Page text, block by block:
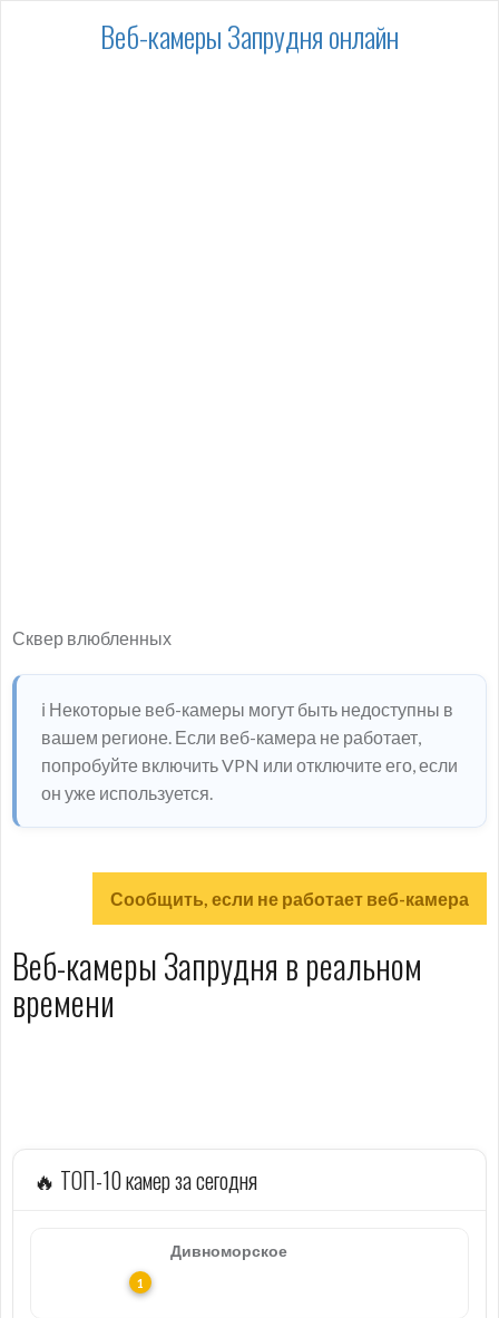
Веб-камеры Запрудня онлайн
Сквер влюбленных
ℹ️ Некоторые веб-камеры могут быть недоступны в
вашем регионе. Если веб-камера не работает,
попробуйте включить VPN или отключите его, если
он уже используется.
Сообщить, если не работает веб-камера
Веб-камеры Запрудня в реальном
времени
🔥 ТОП-10 камер за сегодня
Дивноморское